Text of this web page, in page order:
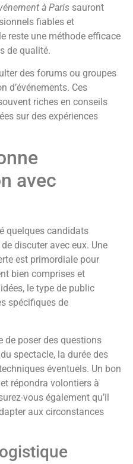
à Paris sauront
fiables et
reste une méthode efficace
de qualité.
des forums ou groupes
d’événements. Ces
riches en conseils
sur des expériences
avec
quelques candidats
discuter avec eux. Une
est primordiale pour
bien comprises et
le type de public
spécifiques de
de poser des questions
spectacle, la durée des
éventuels. Un bon
répondra volontiers à
vous également qu’il
aux circonstances